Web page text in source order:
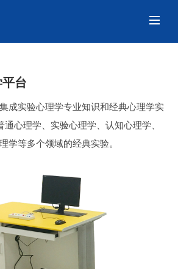
台
成实验心理学专业知识和经典心理学实
心理学、实验心理学、认知心理学、
学等多个领域的经典实验。